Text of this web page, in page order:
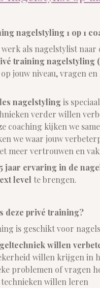
nagelstyling 1 op 1
als nagelstylist naar
training nagelstyling
jouw niveau, vragen
nagelstylingis
verder willen
coaching kijken we
we waar jouw
meer vertrouwen en
jaar ervaring in de
level te brengen.
deze privé training?
is geschikt voor
willen
willen krijgen in
problemen of vragen
technieken willen leren